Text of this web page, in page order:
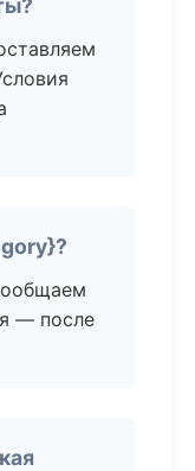
— после